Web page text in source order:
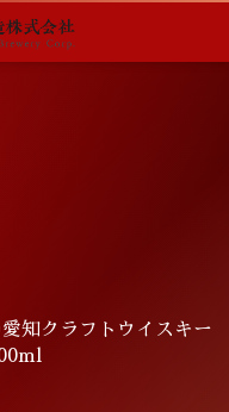
知クラフトウイスキー